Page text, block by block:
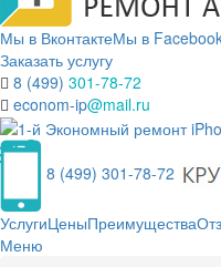
Мы в ВконтактеМы в
Заказать услугу
8 (499) 301-78-72
econom-ip@mail.ru
8 (499) 301-78-72
УслугиЦеныПреимущества
Меню